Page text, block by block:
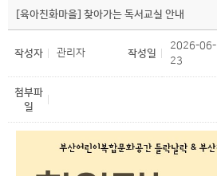
[육아친화마을] 찾아가는 독서교실 안내
작성자 관리자 작성일
2026-06-
23
첨부파
일